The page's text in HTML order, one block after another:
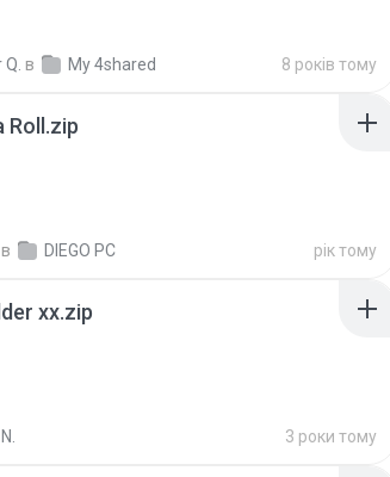
в My 4shared 8 років тому
Roll.zip
в DIEGO PC рік тому
xx.zip
3 роки тому